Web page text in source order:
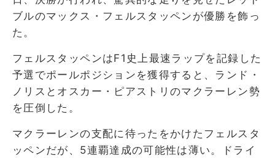
ブルのマックス・フェルスタッペンが優勝を飾っ
た。
フェルスタッペンはF1史上最速ラップを記録した
予選でポールポジションを獲得すると、ランド・
ノリスとオスカー・ピアストリのマクラーレン勢
を圧倒した。
マクラーレンの支配に待ったをかけたフェルスタ
ッペンだが、5連覇達成の可能性は薄い。ドライ